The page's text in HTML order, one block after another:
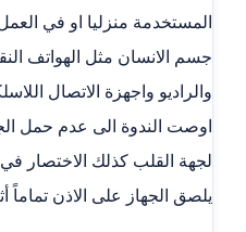
المستخدمة منزليا او في
جسم الانسان مثل الهواتف
والراديو واجهزة الاتصال
اوصت الندوة الى عدم حمل
لجهة القلب كذلك الاختصار
يلصق الجهاز على الاذن تماماً